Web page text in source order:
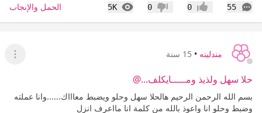
55
التعليقات إعجاب0 عدم إعجاب
0
5K
المشاهدات الحمل والإنجاب
مندلينه • 15 سنة
عرض
حلا سهل ولذيذ ومـــــايكلف...@
بسم الله الرحمن الرحيم هالحلا سهل وحلو ويضبط معاااك......وانا عملته
وضبط وحلو انا واعوذ بالله من كلمة انا مااعرف انزل